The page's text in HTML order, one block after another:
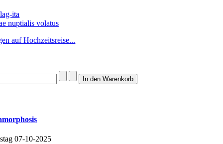
nuptialis volatus
auf Hochzeitsreise...
07-10-2025